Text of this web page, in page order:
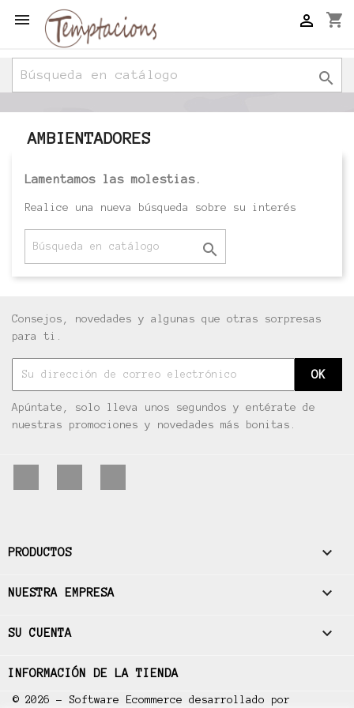
 shopping_cart


AMBIENTADORES
Lamentamos las molestias.
Realice una nueva búsqueda sobre su interés

Consejos, novedades y algunas que otras sorpresas
para ti.
Apúntate, solo lleva unos segundos y entérate de
nuestras promociones y novedades más bonitas.
PRODUCTOS 
NUESTRA EMPRESA 
SU CUENTA 
INFORMACIÓN DE LA TIENDA
© 2026 - Software Ecommerce desarrollado por